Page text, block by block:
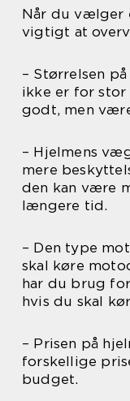
Når du vælger
vigtigt at
– Størrelsen
ikke er for stor
godt, men
– Hjelmens
mere
den kan være
længere tid.
– Den type
skal køre
har du brug
hvis du skal
– Prisen på
forskellige
budget.